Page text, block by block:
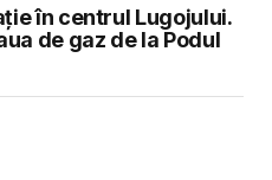
în centrul Lugojului.
de gaz de la Podul